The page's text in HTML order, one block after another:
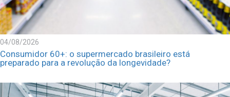
04/08/2026
Consumidor 60+: o supermercado brasileiro está
preparado para a revolução da longevidade?